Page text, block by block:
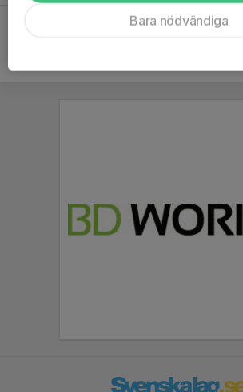
Bara nödvändiga